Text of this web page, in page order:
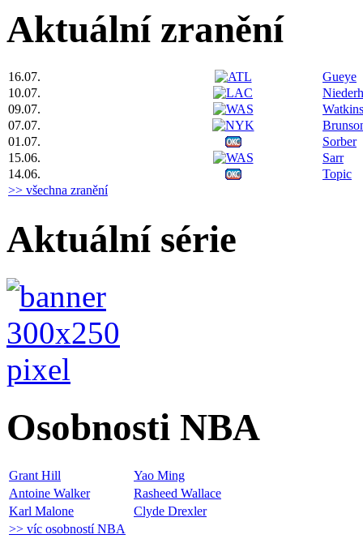
Aktuální zranění
16.07.
Gueye
10.07.
09.07.
Watkins
07.07.
01.07.
Sorber
15.06.
Sarr
14.06.
Topic
>> všechna zranění
Aktuální série
Osobnosti NBA
Grant Hill
Yao Ming
Antoine Walker
Rasheed Wallace
Karl Malone
Clyde Drexler
>> víc osobností NBA